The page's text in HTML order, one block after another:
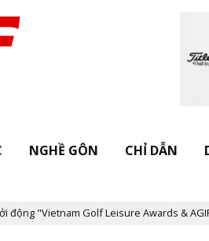
NGHỀ GÔN CHỈ DẪN
Golf Leisure Awards & AGIF Hanoi